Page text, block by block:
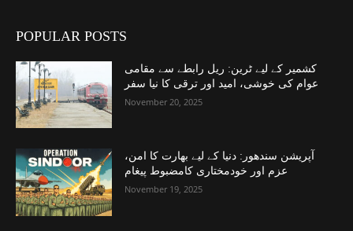
POPULAR POSTS
کشمیر کے لیے ٹرین: ریل رابطے سے مقامی
عوام کی خوشی، امید اور ترقی کا نیا سفر
November 20, 2025
آپریشن سندھور: دنیا کے لیے بھارت کا امن،
عزم اور خودمختاری کامضبوط پیغام
November 19, 2025